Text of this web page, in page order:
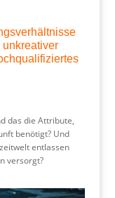
das die Attribute,
benötigt? Und
entlassen
versorgt?